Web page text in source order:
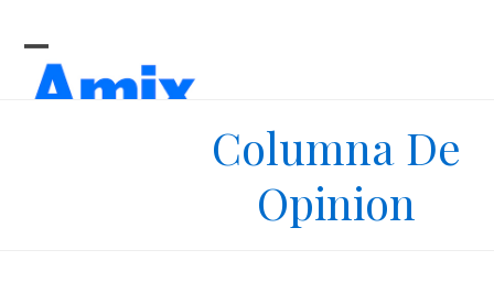
Open
mobile
Close
mobile
Columna De
Opinion